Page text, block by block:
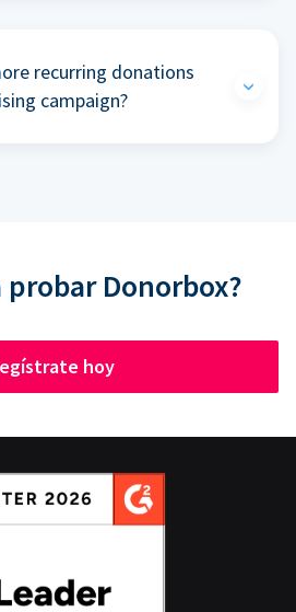
recurring donations
campaign?
probar Donorbox?
hoy